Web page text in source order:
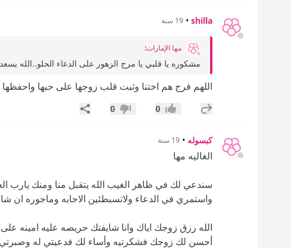
shilla
• 19 سنة
مها الإمارات:
مشكوره يا قلبي يا مرج الزهور على الدعاء الحلو..الله
اللهم فرج هم اختنا وثبت قلب زوجها على حبها
إضافة رد جديد
إعجاب0 عدم إعجاب
0 مشاركة
كبسوله • 19 سنة
الغاليه مها
سندعي لك في ظاهر الغيب الله يتقبل منا ومنك يارب
واستمري في الدعاء ولاتسبطئين الاجابه وماجوره ان
الله رزق زوجك اياك وانا شايفتك حريصه عليه امينه
أحسن لك زوجك فشكرتيه وأساء لك فدعيتي له